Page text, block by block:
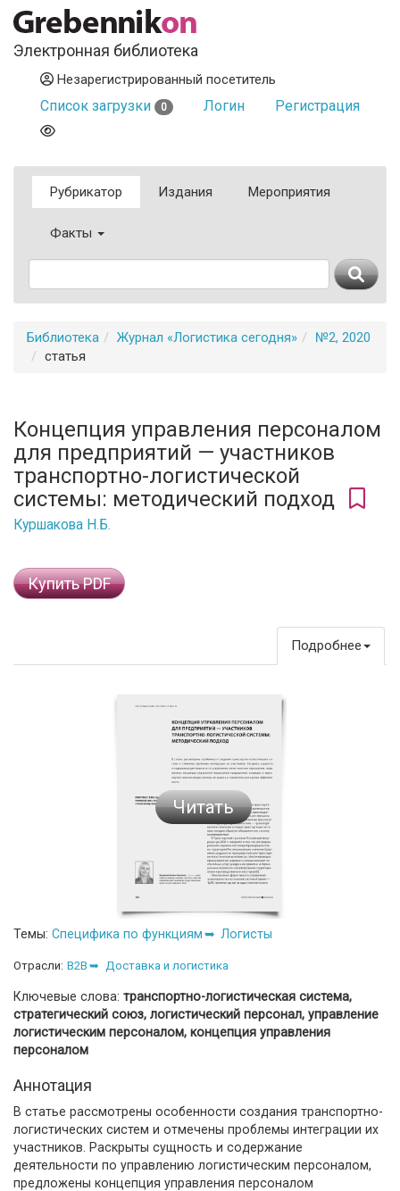
Электронная библиотека
Незарегистрированный посетитель
Список загрузки 0 Логин Регистрация
Рубрикатор Издания Мероприятия
Факты
Библиотека Журнал «Логистика сегодня»
№2, 2020
статья
Концепция управления персоналом
для предприятий — участников
транспортно-логистической
системы: методический подход
Куршакова Н.Б.
Купить PDF
Подробнее
Читать
Темы: Специфика по функциям Логисты
Отрасли: B2B Доставка и логистика
Ключевые слова: транспортно-логистическая система,
стратегический союз, логистический персонал, управление
логистическим персоналом, концепция управления
персоналом
Аннотация
В статье рассмотрены особенности создания транспортно-
логистических систем и отмечены проблемы интеграции их
участников. Раскрыты сущность и содержание
деятельности по управлению логистическим персоналом,
предложены концепция управления персоналом